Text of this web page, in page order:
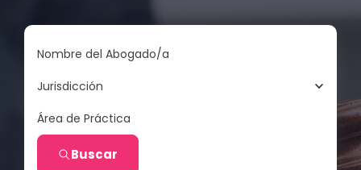
Nombre del Abogado/a
Jurisdicción
Área de Práctica
Buscar